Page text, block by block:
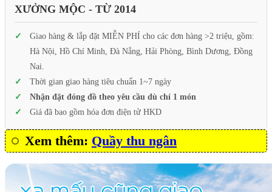
XƯỞNG MỘC - TỪ 2014
Giao hàng & lắp đặt MIỄN PHÍ cho các đơn hàng >2 triệu, gồm:
Hà Nội, Hồ Chí Minh, Đà Nẵng, Hải Phòng, Bình Dương, Đồng
Nai.
Thời gian giao hàng tiêu chuẩn 1~7 ngày
Nhận đặt đóng đồ theo yêu cầu dù chỉ 1 món
Giá đã bao gồm hóa đơn điện tử HKD
Xem thêm: Quầy thu ngân